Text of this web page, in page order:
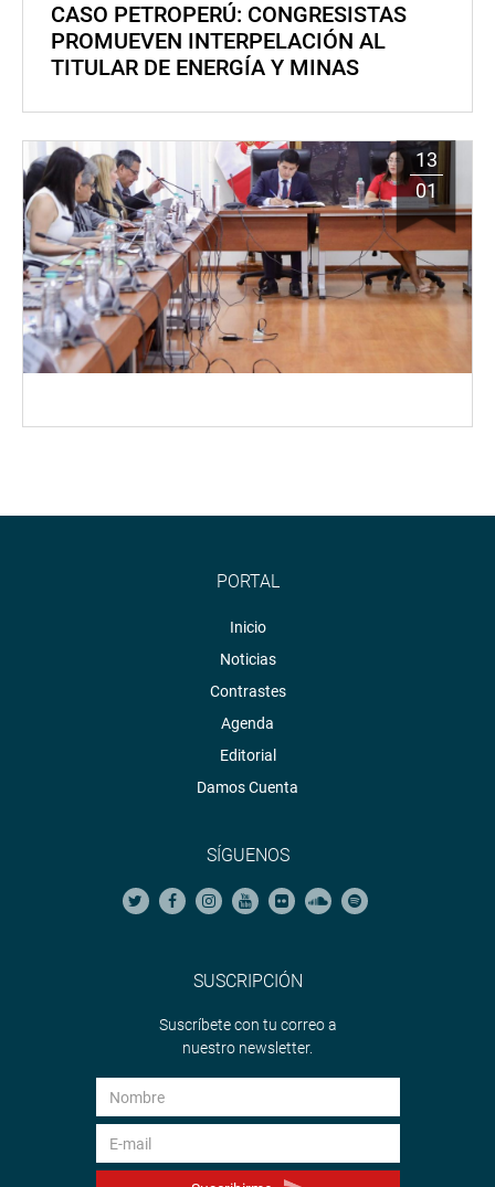
CASO PETROPERÚ: CONGRESISTAS
PROMUEVEN INTERPELACIÓN AL
TITULAR DE ENERGÍA Y MINAS
13
01
PORTAL
Inicio
Noticias
Contrastes
Agenda
Editorial
Damos Cuenta
SÍGUENOS
SUSCRIPCIÓN
Suscríbete con tu correo a
nuestro newsletter.